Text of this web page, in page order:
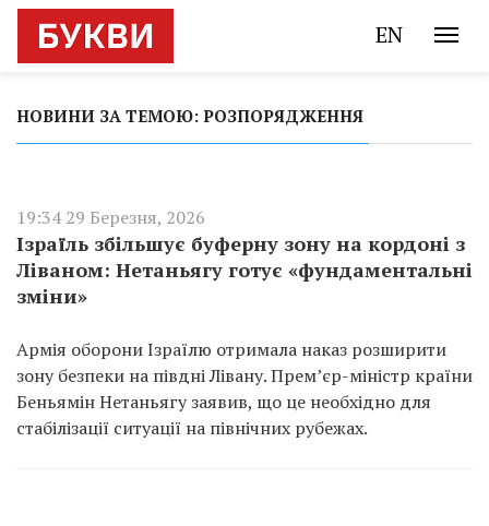
EN
НОВИНИ ЗА ТЕМОЮ: РОЗПОРЯДЖЕННЯ
19:34 29 Березня, 2026
Ізраїль збільшує буферну зону на кордоні з
Ліваном: Нетаньягу готує «фундаментальні
зміни»
Армія оборони Ізраїлю отримала наказ розширити
зону безпеки на півдні Лівану. Прем’єр-міністр країни
Беньямін Нетаньягу заявив, що це необхідно для
стабілізації ситуації на північних рубежах.